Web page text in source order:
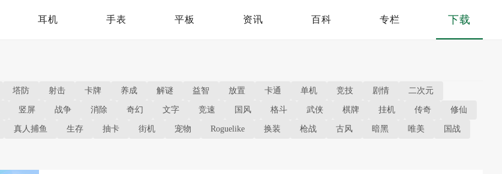
耳机 手表 平板 资讯 百科 专栏 下载
塔防 射击 卡牌 养成 解谜 益智 放置 卡通 单机 竞技 剧情 二次元
竖屏 战争 消除 奇幻 文字 竞速 国风 格斗 武侠 棋牌 挂机 传奇 修仙
真人捕鱼 生存 抽卡 街机 宠物 Roguelike 换装 枪战 古风 暗黑 唯美 国战